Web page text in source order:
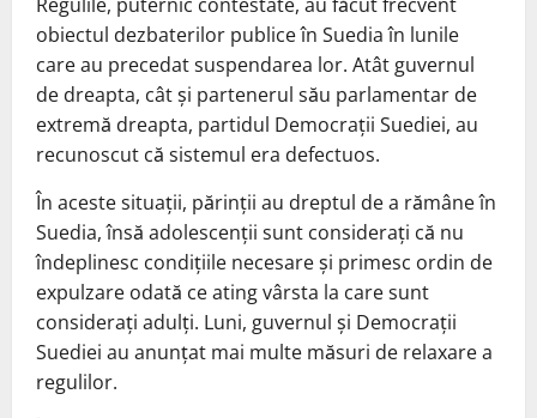
obiectul dezbaterilor publice în Suedia în lunile
care au precedat suspendarea lor. Atât guvernul
de dreapta, cât și partenerul său parlamentar de
extremă dreapta, partidul Democrații Suediei, au
recunoscut că sistemul era defectuos.
În aceste situații, părinții au dreptul de a rămâne în
Suedia, însă adolescenții sunt considerați că nu
îndeplinesc condițiile necesare și primesc ordin de
expulzare odată ce ating vârsta la care sunt
considerați adulți. Luni, guvernul și Democrații
Suediei au anunțat mai multe măsuri de relaxare a
regulilor.